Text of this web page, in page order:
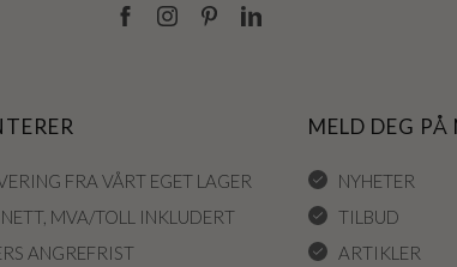
FRA VÅRT EGET LAGER
MVA/TOLL INKLUDERT
ANGREFRIST
MELD DEG
NYHETER
TILBUD
ARTIKLER